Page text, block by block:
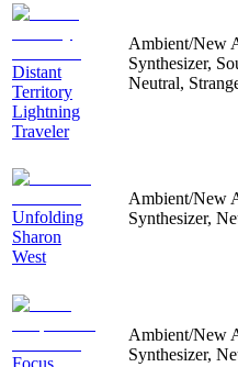
Distant
Territory
Lightning
Traveler
Ambient/New
Synthesizer,
Neutral,
Unfolding
Sharon
West
Ambient/New
Synthesizer,
Focus
Ambient/New
Synthesizer,